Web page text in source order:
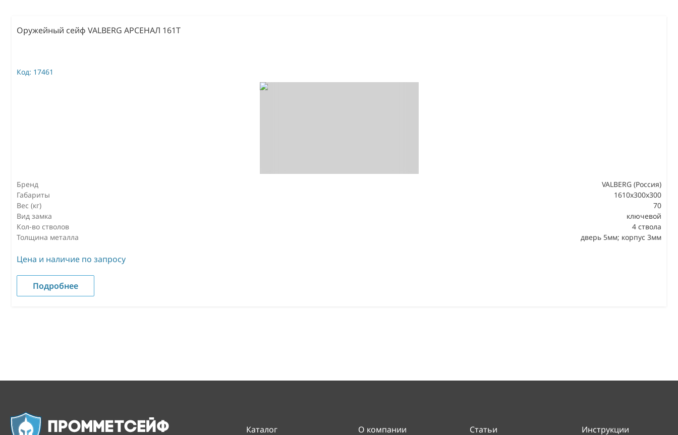
Оружейный сейф VALBERG АРСЕНАЛ 161Т
Код: 17461
Бренд
VALBERG (Россия)
Габариты
1610x300x300
Вес (кг)
70
Вид замка
ключевой
Кол-во стволов
4 ствола
Толщина металла
дверь 5мм; корпус 3мм
Цена и наличие по запросу
Подробнее
Каталог О компании Статьи Инструкции